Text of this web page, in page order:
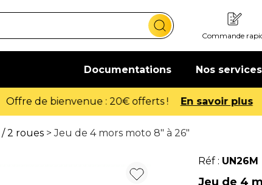
Commande
Documentations Nos services
Offre de bienvenue : 20€ offerts ! En savoir plus
2 roues > Jeu de 4 mors moto 8" à 26"
Réf : UN26M
Jeu de 4